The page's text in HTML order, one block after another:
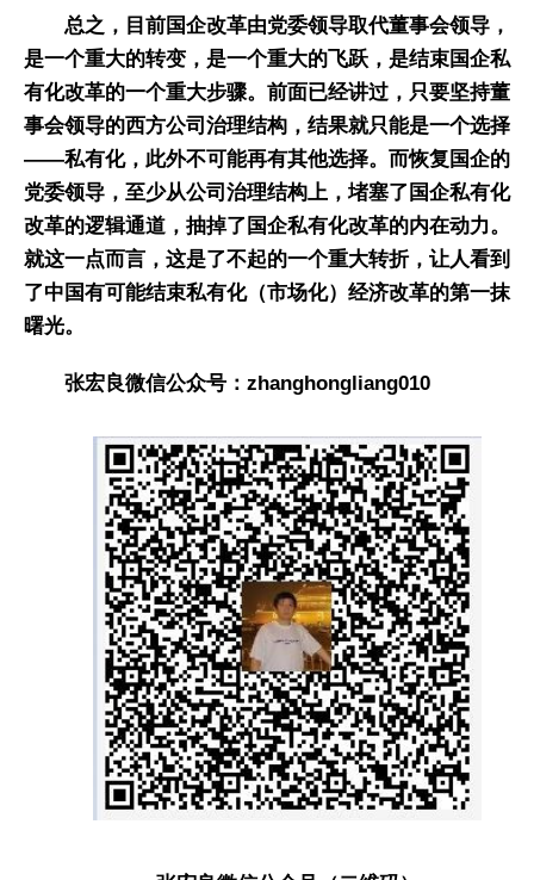
总之，目前国企改革由党委领导取代董事会领导，
是一个重大的转变，是一个重大的飞跃，是结束国企私
有化改革的一个重大步骤。前面已经讲过，只要坚持董
事会领导的西方公司治理结构，结果就只能是一个选择
——私有化，此外不可能再有其他选择。而恢复国企的
党委领导，至少从公司治理结构上，堵塞了国企私有化
改革的逻辑通道，抽掉了国企私有化改革的内在动力。
就这一点而言，这是了不起的一个重大转折，让人看到
了中国有可能结束私有化（市场化）经济改革的第一抹
曙光。
张宏良微信公众号：zhanghongliang010